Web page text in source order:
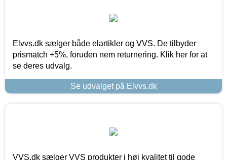
Elvvs.dk sælger både elartikler og VVS. De tilbyder
prismatch +5%, foruden nem returnering. Klik her for at
se deres udvalg.
Se udvalget på Elvvs.dk
VVS.dk sælger VVS produkter i høj kvalitet til gode